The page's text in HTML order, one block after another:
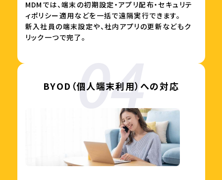
MDMでは、端末の初期設定・アプリ配布・セキュリテ
ィポリシー適用などを一括で遠隔実行できます。
新入社員の端末設定や、社内アプリの更新などもク
リック一つで完了。
BYOD（個人端末利用）への対応